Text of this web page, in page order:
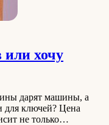
или хочу
дарят машины, а
для ключей? Цена
не только…